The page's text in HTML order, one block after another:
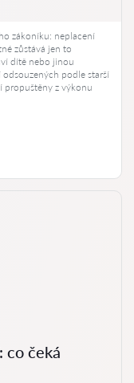
zákoníku: neplacení
zůstává jen to
dítě nebo jinou
podle starší
propuštěny z výkonu
co čeká